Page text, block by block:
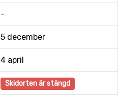
-
5 december
4 april
Skidorten är stängd